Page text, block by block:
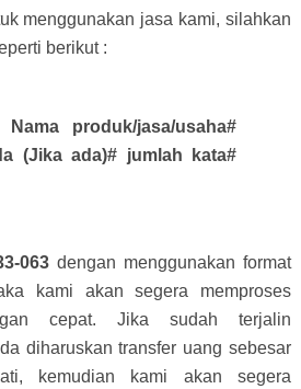
menggunakan jasa kami, silahkan
berikut :
produk/jasa/usaha#
(Jika ada)# jumlah kata#
063dengan menggunakan format
kami akan segera memproses
cepat. Jika sudah terjalin
diharuskan transfer uang sebesar
kemudian kami akan segera